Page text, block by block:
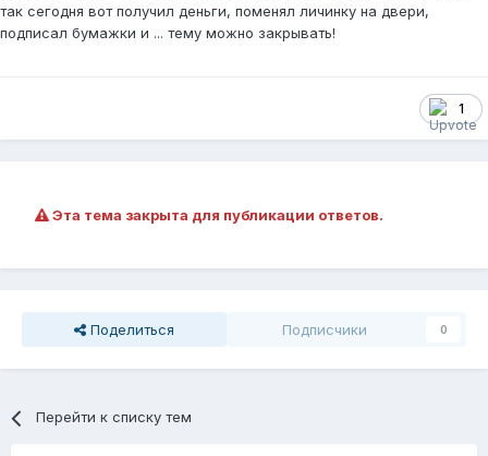
так сегодня вот получил деньги, поменял личинку на двери,
подписал бумажки и ... тему можно закрывать!
1
Эта тема закрыта для публикации ответов.
Поделиться Подписчики 0
Перейти к списку тем